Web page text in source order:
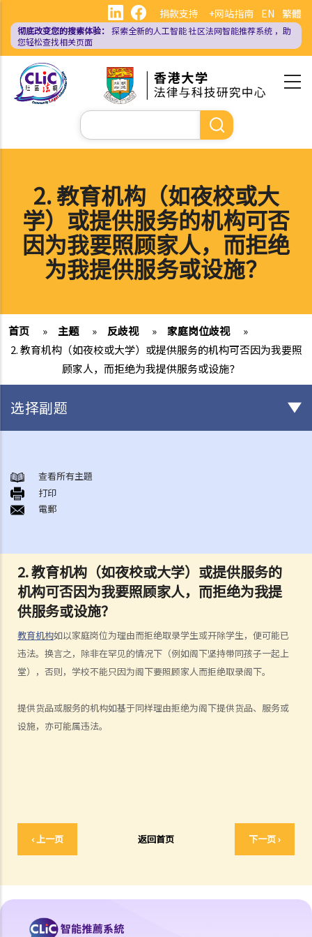
主
EN 繁體
捐款支持 +网站指南
彻底改变您的搜索体验： 探索全新的人工智能社区法网智能推荐系统 ，助
您轻松查找相关页面
搜
索
2. 教育机构（如夜校或大
学）或提供服务的机构可否
因为我要照顾家人，而拒绝
为我提供服务或设施？
首页 » 主题 » 反歧视 » 家庭岗位歧视
»
2. 教育机构（如夜校或大学）或提供服务的机构可否因为我要照
顾家人，而拒绝为我提供服务或设施？
2. 教育机构（如夜校或大学）或提供服务的
机构可否因为我要照顾家人，而拒绝为我提
供服务或设施？
教育机构如以家庭岗位为理由而拒绝取录学生或开除学生，便可能已
违法。换言之，除非在罕见的情况下（例如阁下坚持带同孩子一起上
堂），否则，学校不能只因为阁下要照顾家人而拒绝取录阁下。
提供货品或服务的机构如基于同样理由拒绝为阁下提供货品、服务或
设施，亦可能属违法。
‹ 上一页 返回首页 下一页 ›
选择副题
1. 哪些香港法例是主要的反歧视法例?
2. 平等机会委员会（简称平机会）之职能是甚么?
性别歧视
可以引用「真正的职业资格」作为性别歧视之豁免理由？
2. 就问题1 所述，如雇主被投诉或控告，他们是否需要证明「真正的职
业资格」确实存在，才可以免除性别歧视之法律责任？如在有关工作中
只有部分职务是以性别为「真正的职业资格」，情况会否不同？
3. 年龄如何会与性别歧视有关连？如在求职或购买货品（或服务）时将
不同的年龄要求引用于男性及女性求职者或顾客，是否违法？
4. 怎样为之性骚扰？《性别歧视条例》是否监管到在所有环境或场所发
5. 如果阁下被性骚扰，可以做些甚么？
6. 如性骚扰事件发生在写字楼或其他工作地方内，雇主是否需要负上责
为我提供服务或设施？
10. 如果我作出投诉后受到更差的对待，那怎么办？假如我的朋友为我
作证而同样受到歧视，是否亦可以提出投诉？
一般事项
1. 在涉及残疾歧视的问题内，歧视、骚扰及中伤的定义是甚么？
查看所有主題
打印
電郵